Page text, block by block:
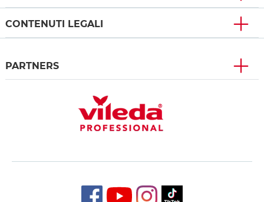
CONTENUTI LEGALI
PARTNERS